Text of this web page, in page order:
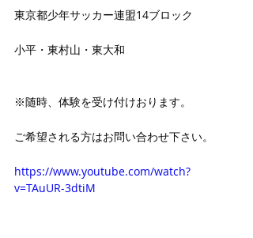
東京都少年サッカー連盟14ブロック
小平・東村山・東大和
※随時、体験を受け付けおります。
ご希望される方はお問い合わせ下さい。
https://www.youtube.com/watch?
v=TAuUR-3dtiM